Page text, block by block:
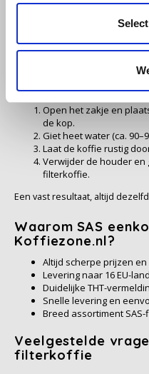
Swisso Kaffee
Een volwaardige cafeïnevrije
zachte aciditeit en subtiel
vermijden. Ook hier bevat elk
Hoe gebruik je
Open het zakje en
de kop.
Giet heet water (ca.
Laat de koffie rustig
Verwijder de houder en
filterkoffie.
Een vast resultaat, altijd
Waarom SAS
Koffiezone.nl?
Altijd scherpe prijzen
Levering naar 16 EU-
Duidelijke THT-
Snelle levering en
Breed assortiment
Veelgestelde
filterkoffie